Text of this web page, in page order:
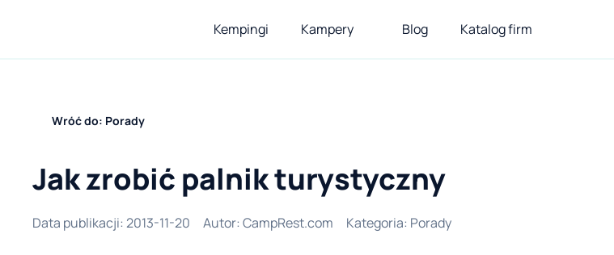
Kempingi Kampery Blog Katalog firm
Wróć do: Porady
Jak zrobić palnik turystyczny
Data publikacji: 2013-11-20 Autor: CampRest.com Kategoria: Porady